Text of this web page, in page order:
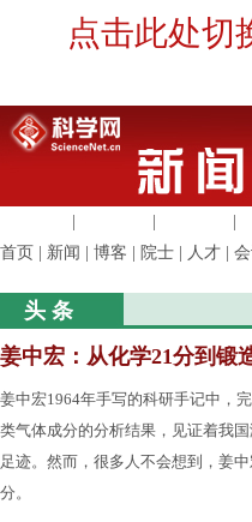
点击此处切
首页
新闻 博客 院士 人才
头 条
姜中宏：从化学21分到锻
姜中宏1964年手写的科研手记中，
类气体成分的分析结果，见证着我
足迹。然而，很多人不会想到，姜
分。